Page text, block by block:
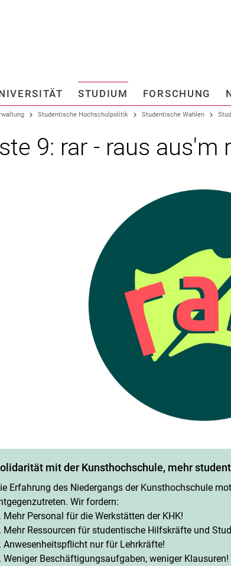
Springe direkt zu:
STUDIUM FORSCHUNG
Hochschule
Studentische Hochschulpolitik Studentische Wahlen
9: rar - raus aus'm
mit der Kunsthochschule, mehr
Erfahrung des Niedergangs der Kunsthochschule
Wir fordern:
Mehr Personal für die Werkstätten der KHK!
Mehr Ressourcen für studentische Hilfskräfte und
Anwesenheitspflicht nur für Lehrkräfte!
Weniger Beschäftigungsaufgaben, weniger Klausuren!